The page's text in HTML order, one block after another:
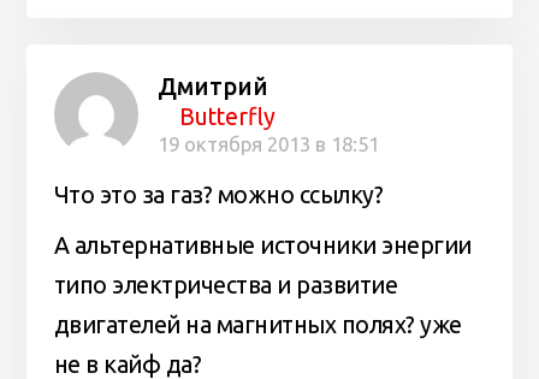
Дмитрий
Butterfly
19 октября 2013 в 18:51
Что это за газ? можно ссылку?
А альтернативные источники энергии
типо электричества и развитие
двигателей на магнитных полях? уже
не в кайф да?